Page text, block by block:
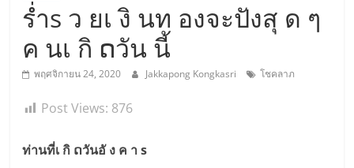
ร่ำs ว ยเ งิ นท องจะปังสุ ด ๆ
ค นเ กิ ດวัน นี้
พฤศจิกายน 24, 2020 Jakkapong Kongkasri โชคลาภ
Post Views: 876
ท่านที่เ กิ ດวันอั ง ค า s